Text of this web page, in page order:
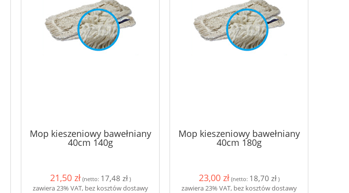
Magiczna gąbka z melaminy
Clinex Grill 1L do mycia grilli i
Mop kieszeniowy bawełniany
40cm 140g
21,50 zł (netto: 17,48 zł)
zawiera 23% VAT, bez kosztów dostawy
Mop kieszeniowy bawełniany
40cm 180g
23,00 zł (netto: 18,70 zł)
zawiera 23% VAT, bez kosztów dostawy